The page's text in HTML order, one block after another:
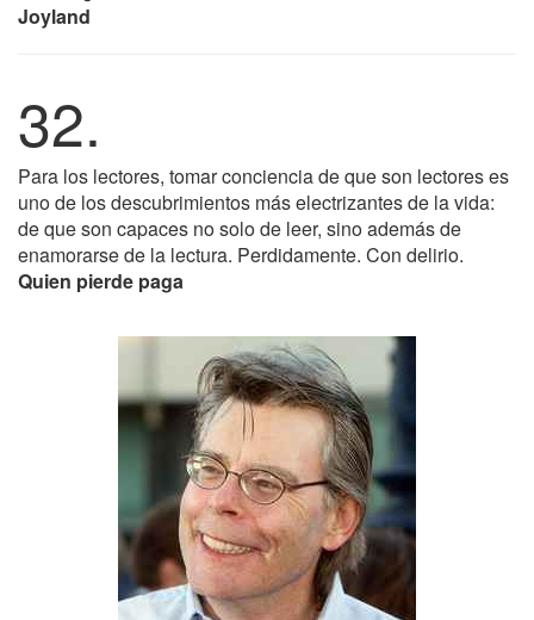
Joyland
32.
Para los lectores, tomar conciencia de que son lectores es
uno de los descubrimientos más electrizantes de la vida:
de que son capaces no solo de leer, sino además de
enamorarse de la lectura. Perdidamente. Con delirio.
Quien pierde paga